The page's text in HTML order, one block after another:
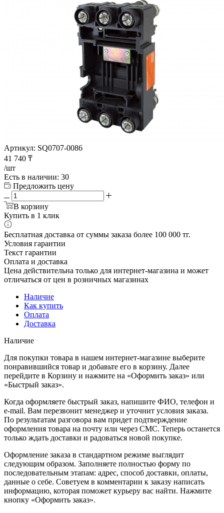
Артикул: SQ0707-0086
41 740 ₸
/шт
Есть в наличии: 30
Предложить цену
В корзину
Купить в 1 клик
Бесплатная доставка от суммы заказа более 100 000 тг.
Условия гарантии
Текст гарантии
Оплата и доставка
Цена действительна только для интернет-магазина и может
отличаться от цен в розничных магазинах
Наличие
Как купить
Оплата
Доставка
Наличие
Для покупки товара в нашем интернет-магазине выберите
понравившийся товар и добавьте его в корзину. Далее
перейдите в Корзину и нажмите на «Оформить заказ» или
«Быстрый заказ».
Когда оформляете быстрый заказ, напишите ФИО, телефон и
e-mail. Вам перезвонит менеджер и уточнит условия заказа.
По результатам разговора вам придет подтверждение
оформления товара на почту или через СМС. Теперь останется
только ждать доставки и радоваться новой покупке.
Оформление заказа в стандартном режиме выглядит
следующим образом. Заполняете полностью форму по
последовательным этапам: адрес, способ доставки, оплаты,
данные о себе. Советуем в комментарии к заказу написать
информацию, которая поможет курьеру вас найти. Нажмите
кнопку «Оформить заказ».